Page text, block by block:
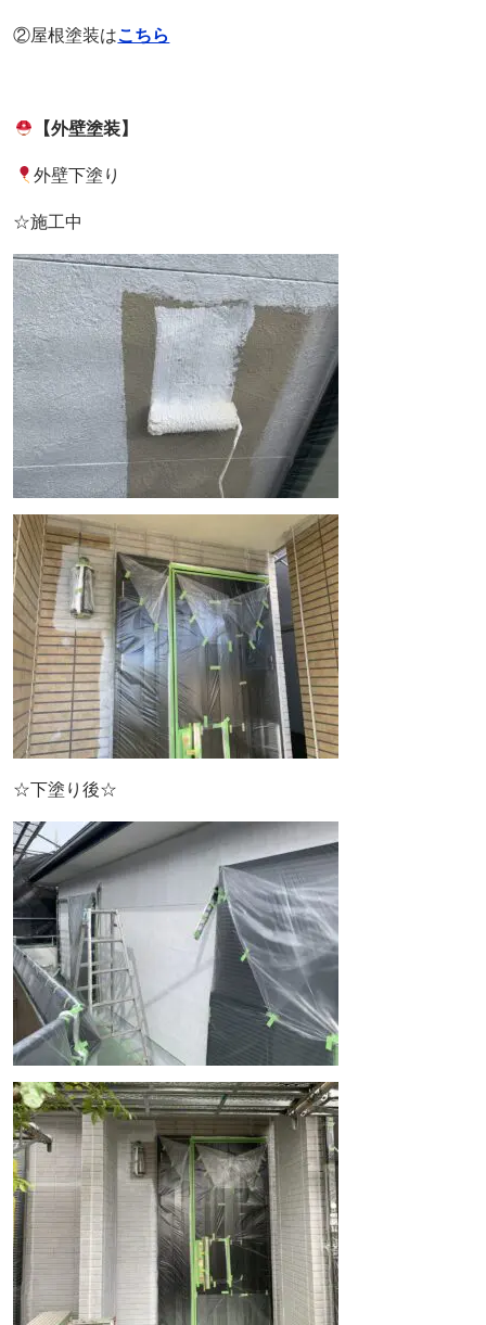
②屋根塗装はこちら
【外壁塗装】
外壁下塗り
☆施工中
☆下塗り後☆